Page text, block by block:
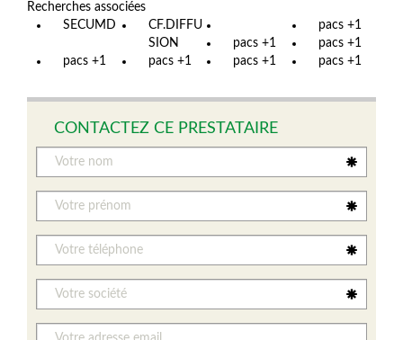
Recherches associées
SECUMD
CF.DIFFU
SION
pacs +1
pacs +1
pacs +1
pacs +1
pacs +1 pacs +1 pacs +1
CONTACTEZ CE PRESTATAIRE